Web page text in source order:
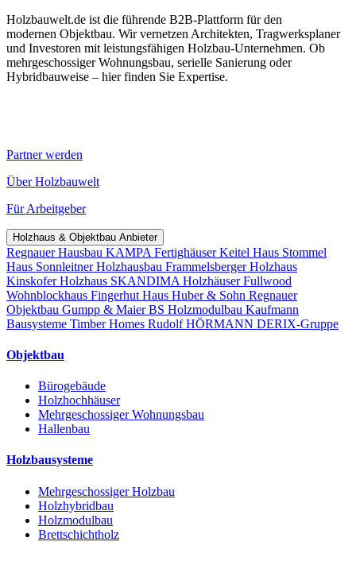
Holzbauwelt.de ist die führende B2B-Plattform für den
modernen Objektbau. Wir vernetzen Architekten, Tragwerksplaner
und Investoren mit leistungsfähigen Holzbau-Unternehmen. Ob
mehrgeschossiger Wohnungsbau, serielle Sanierung oder
Hybridbauweise – hier finden Sie Expertise.
Partner werden
Über Holzbauwelt
Für Arbeitgeber
Holzhaus & Objektbau Anbieter
Regnauer Hausbau KAMPA FertighäuserKeitel Haus Stommel
Haus Sonnleitner Holzhausbau Frammelsberger Holzhaus
Kinskofer Holzhaus SKANDIMA HolzhäuserFullwood
Wohnblockhaus Fingerhut Haus Huber & Sohn Regnauer
Objektbau Gumpp & MaierBS Holzmodulbau Kaufmann
Bausysteme Timber Homes Rudolf HÖRMANN DERIX-Gruppe
Objektbau
Bürogebäude
Holzhochhäuser
Mehrgeschossiger Wohnungsbau
Hallenbau
Holzbausysteme
Mehrgeschossiger Holzbau
Holzhybridbau
Holzmodulbau
Brettschichtholz